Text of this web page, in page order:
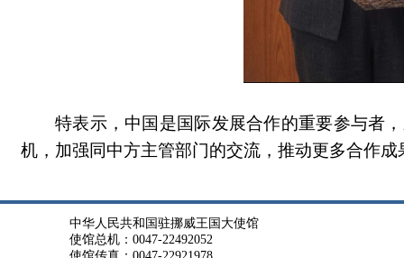
特表示，中国是国际发展合作的重要参与者
机，加强同中方主管部门的交流，推动更多合作成
中华人民共和国驻挪威王国大使馆
使馆总机：0047-22492052